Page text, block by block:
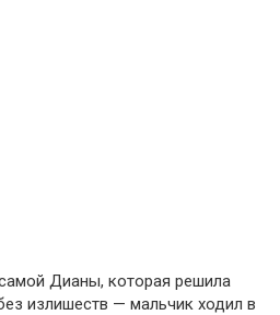
Дианы, которая решила
излишеств — мальчик ходил в